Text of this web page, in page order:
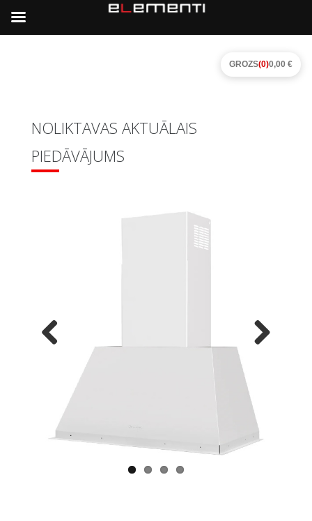
NOLIKTAVAS AKTUĀLAIS
PIEDĀVĀJUMS
GROZS(0)0,00 €